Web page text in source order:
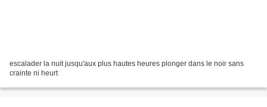
escalader la nuit jusqu'aux plus hautes heures plonger dans le noir sans
crainte ni heurt